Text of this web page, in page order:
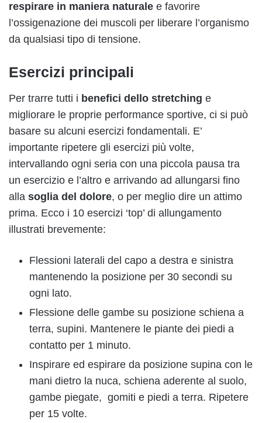
respirare in maniera naturale e favorire
l’ossigenazione dei muscoli per liberare l’organismo
da qualsiasi tipo di tensione.
Esercizi principali
Per trarre tutti i benefici dello stretching e
migliorare le proprie performance sportive, ci si può
basare su alcuni esercizi fondamentali. E’
importante ripetere gli esercizi più volte,
intervallando ogni seria con una piccola pausa tra
un esercizio e l’altro e arrivando ad allungarsi fino
alla soglia del dolore, o per meglio dire un attimo
prima. Ecco i 10 esercizi ‘top’ di allungamento
illustrati brevemente:
Flessioni laterali del capo a destra e sinistra
mantenendo la posizione per 30 secondi su
ogni lato.
Flessione delle gambe su posizione schiena a
terra, supini. Mantenere le piante dei piedi a
contatto per 1 minuto.
Inspirare ed espirare da posizione supina con le
mani dietro la nuca, schiena aderente al suolo,
gambe piegate, gomiti e piedi a terra. Ripetere
per 15 volte.